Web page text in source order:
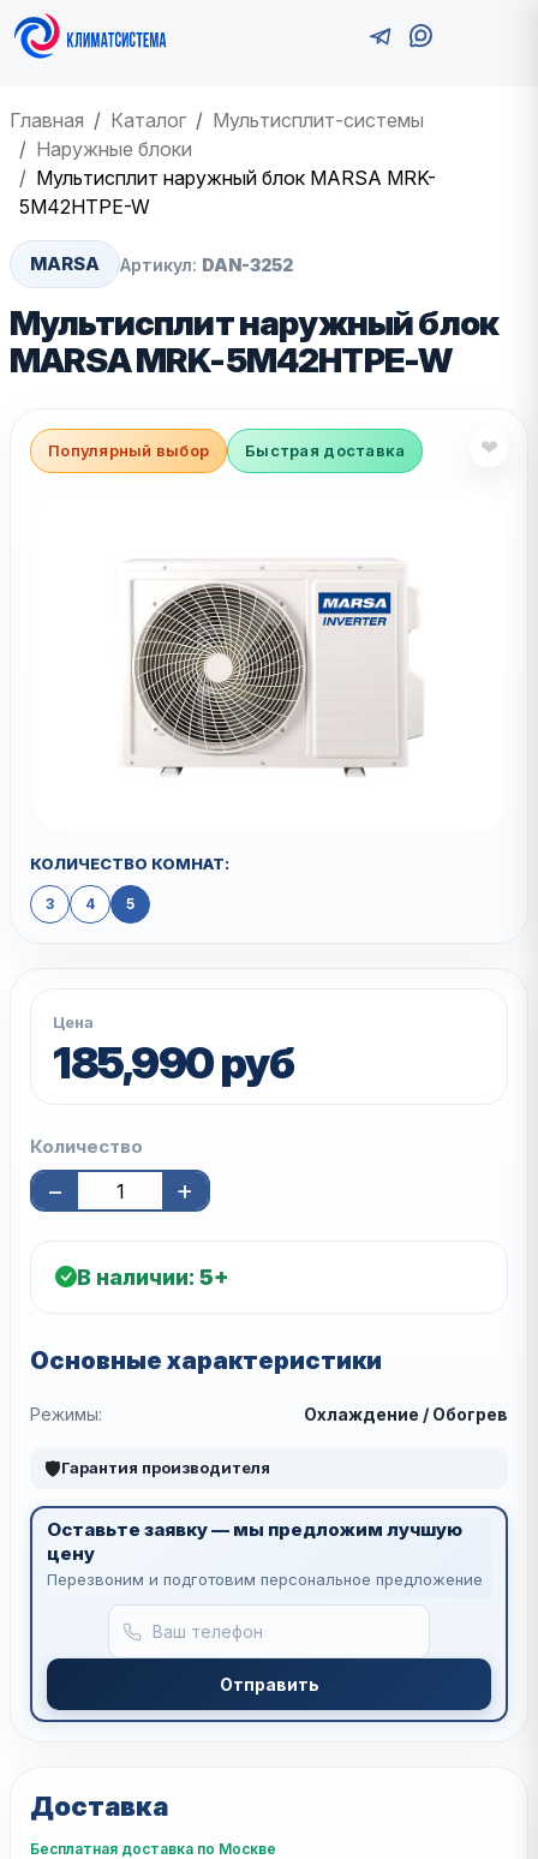
Главная Каталог
Мультисплит-системы
Наружные блоки
Мультисплит наружный блок MARSA MRK-
5M42HTPE-W
MARSA Артикул: DAN-3252
Мультисплит наружный блок
MARSA MRK-5M42HTPE-W
Популярный выбор Быстрая доставка ❤
КОЛИЧЕСТВО КОМНАТ:
3 4 5
Цена
185,990 руб
Количество
− +
В наличии: 5+
Основные характеристики
Режимы: Охлаждение / Обогрев
🛡Гарантия производителя
Оставьте заявку — мы предложим лучшую
цену
Перезвоним и подготовим персональное предложение
Отправить
Доставка
Бесплатная доставка по Москве